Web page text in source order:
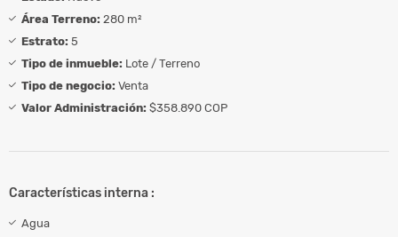
Área Terreno: 280 m²
Estrato: 5
Tipo de inmueble: Lote / Terreno
Tipo de negocio: Venta
Valor Administración: $358.890 COP
Características interna :
Agua